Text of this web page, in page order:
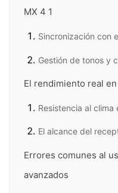
MX 4 1
Sincronización con
Gestión de tonos y
El rendimiento real
Resistencia al clima
El alcance del
Errores comunes al
avanzados